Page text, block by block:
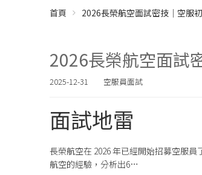
首頁 2026長榮航空面試密技｜空服
2026長榮航空面試
2025-12-31 空服員面試
面試地雷
長榮航空在 2026 年已經開始招募空服
航空的經驗，分析出6…